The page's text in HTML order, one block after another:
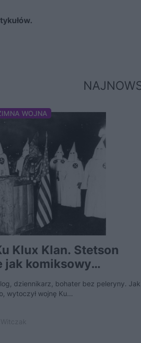
WOJNA
Klux Klan. Stetson
jak komiksowy
dziennikarz, bohater bez peleryny. Jak
wytoczył wojnę Ku...